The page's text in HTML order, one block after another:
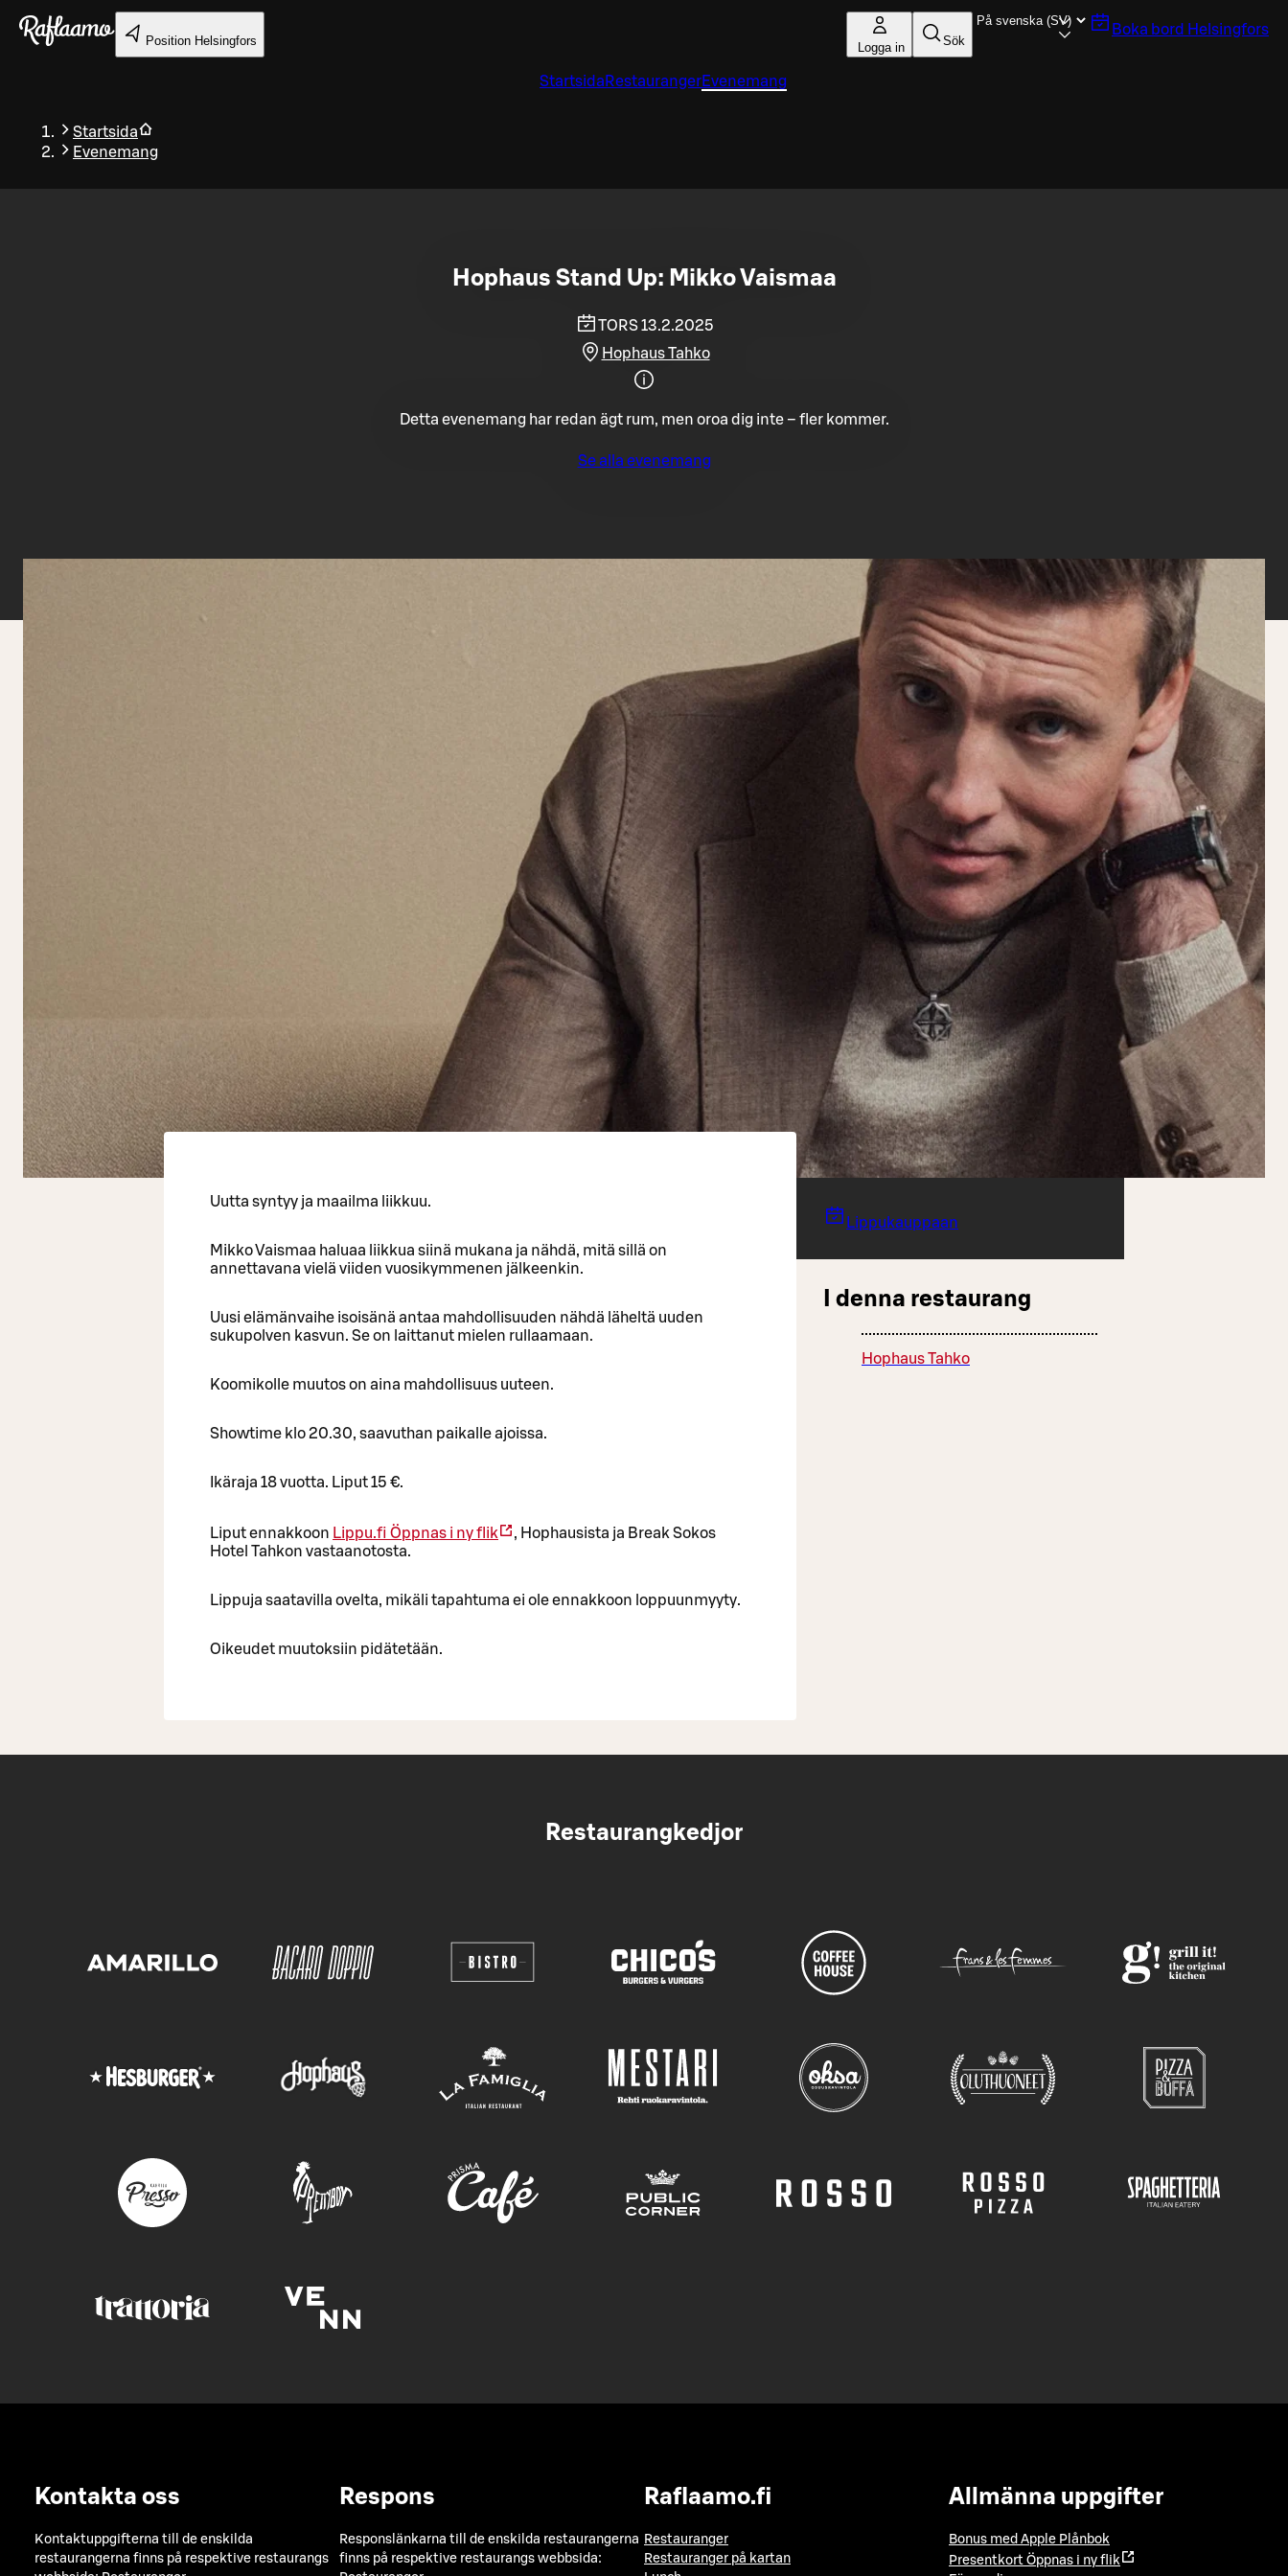
Gå till huvudinnehållet
Position Helsingfors Logga in Sök
Boka bord Helsingfors
Startsida RestaurangerEvenemang
Startsida
Evenemang
Tillbaka
Hophaus Stand Up: Mikko Vaismaa
TORS 13.2.2025
Hophaus Tahko
Detta evenemang har redan ägt rum, men oroa dig inte – fler kommer.
Se alla evenemang
Uutta syntyy ja maailma liikkuu.
Mikko Vaismaa haluaa liikkua siinä mukana ja nähdä, mitä sillä on
annettavana vielä viiden vuosikymmenen jälkeenkin.
Uusi elämänvaihe isoisänä antaa mahdollisuuden nähdä läheltä uuden
sukupolven kasvun. Se on laittanut mielen rullaamaan.
Koomikolle muutos on aina mahdollisuus uuteen.
Showtime klo 20.30, saavuthan paikalle ajoissa.
Ikäraja 18 vuotta. Liput 15 €.
Liput ennakkoon Lippu.fi Öppnas i ny flik
, Hophausista ja Break Sokos
Hotel Tahkon vastaanotosta.
Lippuja saatavilla ovelta, mikäli tapahtuma ei ole ennakkoon loppuunmyyty.
Oikeudet muutoksiin pidätetään.
Lippukauppaan
I denna restaurang
Hophaus Tahko
Restaurangkedjor
Kontakta oss
Kontaktuppgifterna till de enskilda
restaurangerna finns på respektive restaurangs
Respons
Responslänkarna till de enskilda restaurangerna
finns på respektive restaurangs webbsida:
Raflaamo.fi
Restauranger
Restauranger på kartan
Allmänna uppgifter
Bonus med Apple Plånbok
Presentkort Öppnas i ny flik